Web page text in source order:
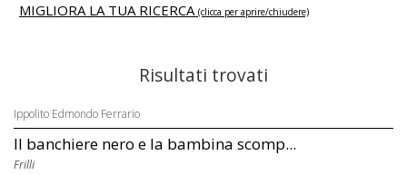
MIGLIORA LA TUA RICERCA (clicca per aprire/chiudere)
Risultati trovati
Ippolito Edmondo Ferrario
Il banchiere nero e la bambina scomp...
Frilli